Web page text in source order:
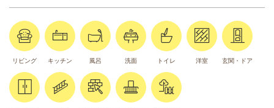
リビング キッチン 風呂 洗面 トイレ 洋室 玄関・ドア